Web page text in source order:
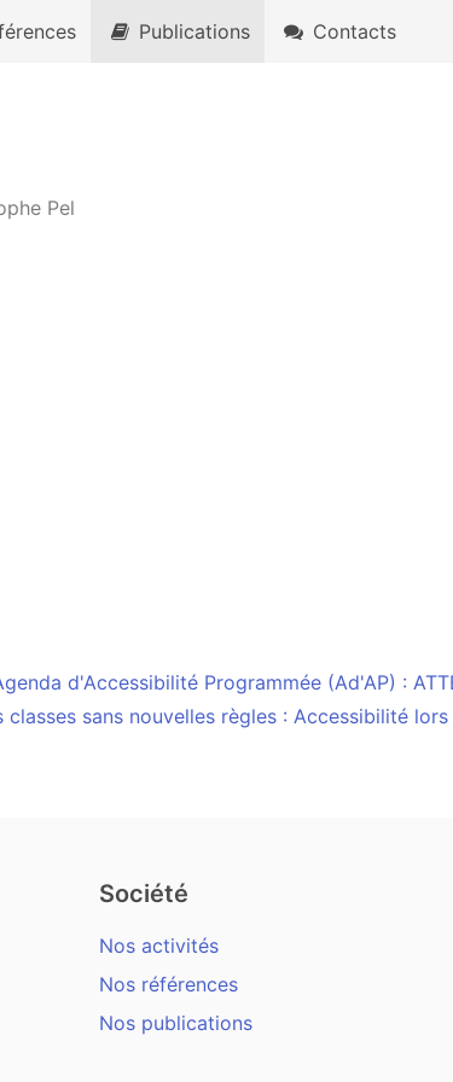
Publications Contacts
Pel
d'Accessibilité Programmée (Ad'AP) :
classes sans nouvelles règles : Accessibilité
Société
Nos activités
Nos références
Nos publications